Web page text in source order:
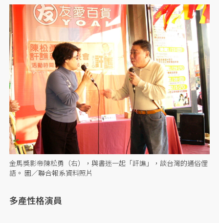
金馬獎影帝陳松勇（右），與書迷一起「訐譙」，談台灣的通俗俚
語。 圖／聯合報系資料照片
多產性格演員